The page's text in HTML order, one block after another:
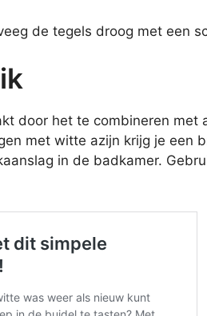
de tegels droog met een
door het te combineren met
met witte azijn krijg je een
in de badkamer.